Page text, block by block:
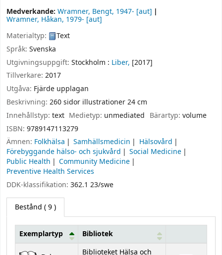
Medverkande: Wramner, Bengt, 1947- [aut]
Wramner, Håkan, 1979- [aut]
Materialtyp:
Text
Språk: Svenska
Utgivningsuppgift: Stockholm : Liber, [2017]
Tillverkare: 2017
Utgåva: Fjärde upplagan
Beskrivning: 260 sidor illustrationer 24 cm
Innehållstyp: text Medietyp: unmediated Bärartyp: volume
ISBN: 9789147113279
Ämnen: Folkhälsa Samhällsmedicin
Hälsovård
Förebyggande hälso- och sjukvård
Social Medicine
Public Health
Community Medicine
Preventive Health Services
DDK-klassifikation: 362.1 23/swe
Bestånd ( 9 )
Bestånd
Exemplartyp Bibliotek
Biblioteket Hälsa och